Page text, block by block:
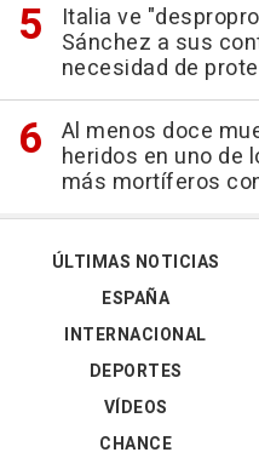
Italia ve
Sánchez a sus
necesidad de
Al menos doce
heridos en uno de
más mortíferos
ÚLTIMAS NOTICIAS
ESPAÑA
INTERNACIONAL
DEPORTES
VÍDEOS
CHANCE